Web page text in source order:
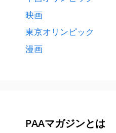
映画
東京オリンピック
漫画
PAAマガジンとは